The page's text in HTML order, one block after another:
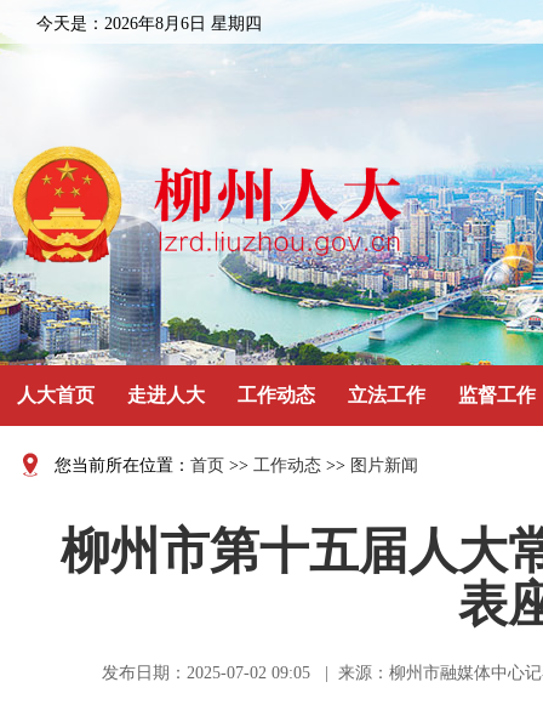
今天是： 2026年8月6日 星期四
人大首页 走进人大 工作动态 立法工作 监督工作
您当前所在位置： 首页 >> 工作动态 >> 图片新闻
柳州市第十五届人大
表
发布日期：2025-07-02 09:05 | 来源：柳州市融媒体中心